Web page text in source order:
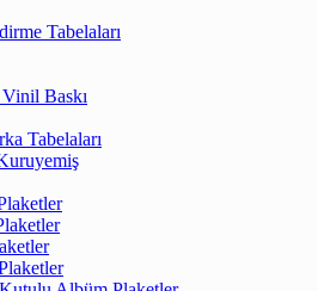
Tabelaları
Baskı
Tabelaları